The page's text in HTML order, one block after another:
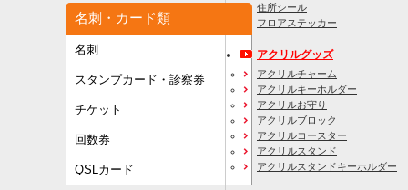
名刺・カード類
名刺
スタンプカード・診察券
チケット
回数券
QSLカード
住所シール
フロアステッカー
アクリルグッズ
アクリルチャーム
アクリルキーホルダー
アクリルお守り
アクリルブロック
アクリルコースター
アクリルスタンド
アクリルスタンドキーホルダー